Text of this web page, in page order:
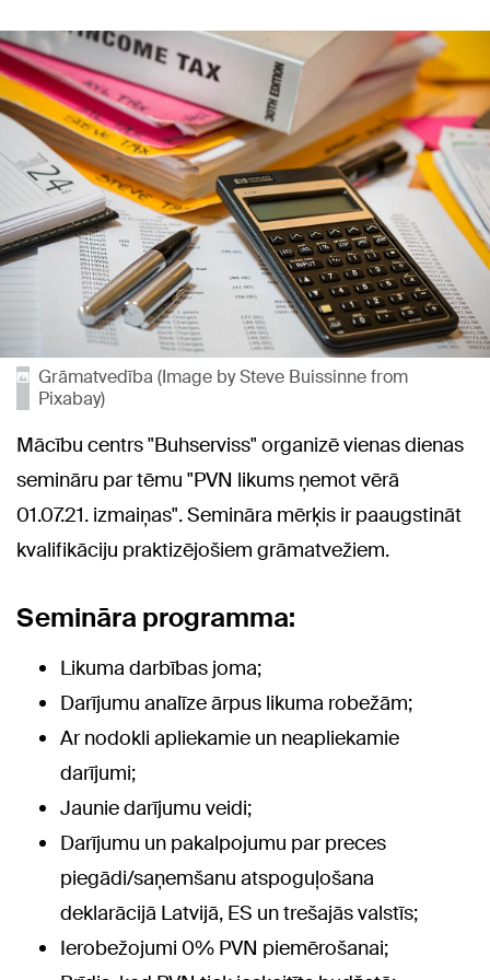
Grāmatvedība (Image by Steve Buissinne from
Pixabay)
Mācību centrs "Buhserviss" organizē vienas dienas
semināru par tēmu "PVN likums ņemot vērā
01.07.21. izmaiņas". Semināra mērķis ir paaugstināt
kvalifikāciju praktizējošiem grāmatvežiem.
Semināra programma:
Likuma darbības joma;
Darījumu analīze ārpus likuma robežām;
Ar nodokli apliekamie un neapliekamie
darījumi;
Jaunie darījumu veidi;
Darījumu un pakalpojumu par preces
piegādi/saņemšanu atspoguļošana
deklarācijā Latvijā, ES un trešajās valstīs;
Ierobežojumi 0% PVN piemērošanai;